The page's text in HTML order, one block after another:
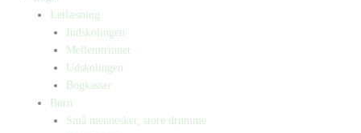
Letlæsning
Indskolingen
Mellemtrinnet
Udskolingen
Bogkasser
Børn
Små mennesker, store drømme